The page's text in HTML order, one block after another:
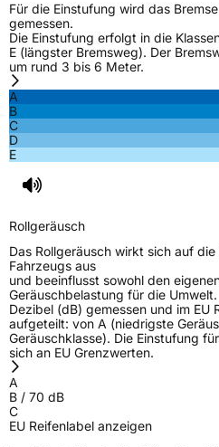
Für die Einstufung wird das
gemessen.
Die Einstufung erfolgt in die
E (längster Bremsweg). Der
um rund 3 bis 6 Meter.
A
B
C
D
E
Rollgeräusch
Das Rollgeräusch wirkt sich auf
Fahrzeugs aus
und beeinflusst sowohl den
Geräuschbelastung für die
Dezibel (dB) gemessen und im EU
aufgeteilt: von A (niedrigste
Geräuschklasse). Die Einstufung
sich an EU Grenzwerten.
A
B / 70 dB
C
EU Reifenlabel anzeigen